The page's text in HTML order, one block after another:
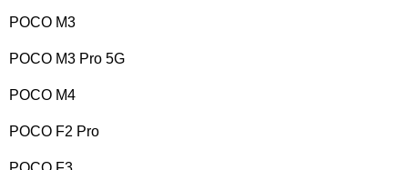
POCO M3
POCO M3 Pro 5G
POCO M4
POCO F2 Pro